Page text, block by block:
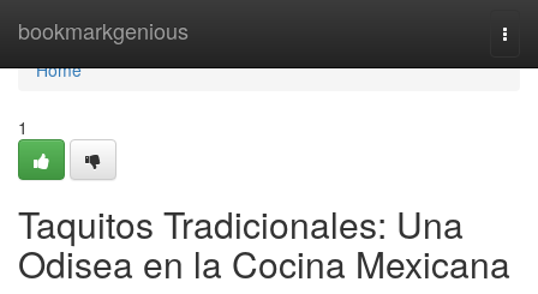
bookmarkgenious
Home
Home
1
Taquitos Tradicionales: Una
Odisea en la Cocina Mexicana